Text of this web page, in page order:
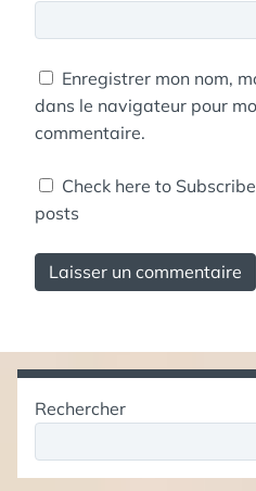
Enregistrer mon nom,
dans le navigateur pour
commentaire.
Check here to
posts
Rechercher